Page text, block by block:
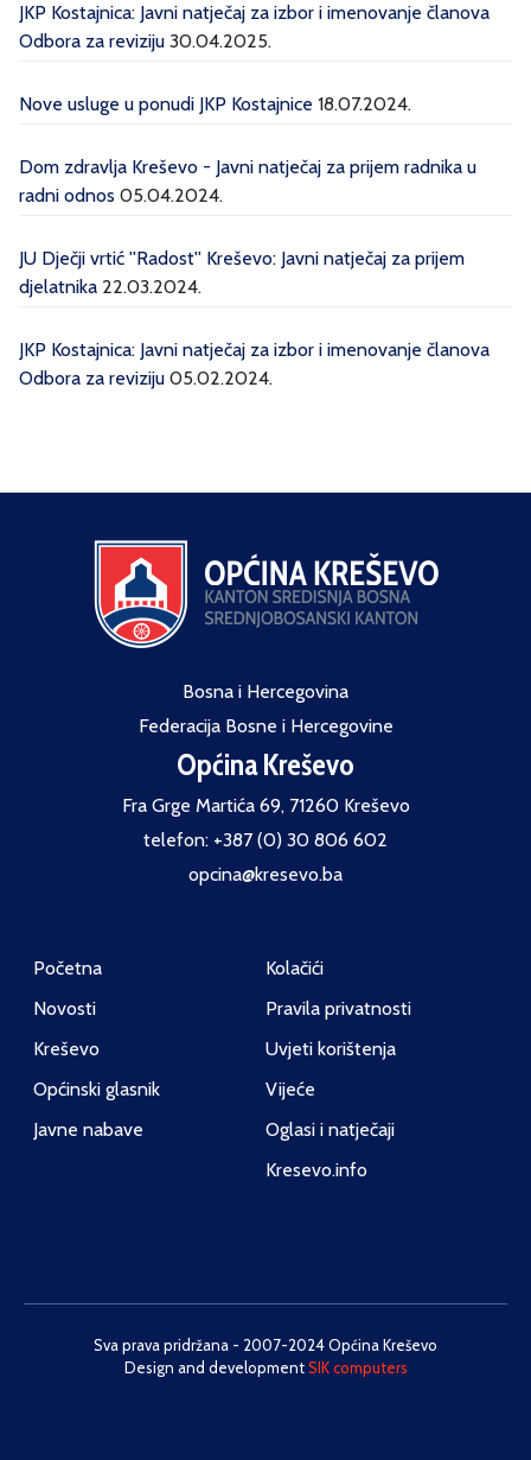
JKP Kostajnica: Javni natječaj za izbor i imenovanje članova
Odbora za reviziju 30.04.2025.
Nove usluge u ponudi JKP Kostajnice 18.07.2024.
Dom zdravlja Kreševo - Javni natječaj za prijem radnika u
radni odnos 05.04.2024.
JU Dječji vrtić ''Radost'' Kreševo: Javni natječaj za prijem
djelatnika 22.03.2024.
JKP Kostajnica: Javni natječaj za izbor i imenovanje članova
Odbora za reviziju 05.02.2024.
Bosna i Hercegovina
Federacija Bosne i Hercegovine
Općina Kreševo
Fra Grge Martića 69, 71260 Kreševo
telefon: +387 (0) 30 806 602
opcina@kresevo.ba
Početna
Novosti
Kreševo
Općinski glasnik
Javne nabave
Kolačići
Pravila privatnosti
Uvjeti korištenja
Vijeće
Oglasi i natječaji
Kresevo.info
Sva prava pridržana - 2007-2024 Općina Kreševo
Design and developmentSIK computers